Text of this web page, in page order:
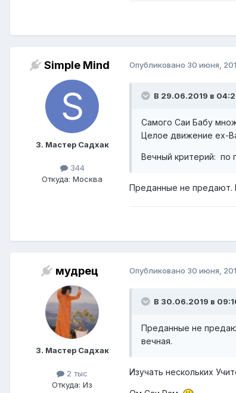
Simple Mind
3. Мастер Садхак
344
Откуда: Москва
Опубликовано 30 июня,
В 29.06.2019 в
Самого Саи Бабу
Целое движение ex-
Вечный критерий: по
Преданные не предают.
мудрец
3. Мастер Садхак
2 тыс
Откуда: Из
Опубликовано 30 июня,
В 30.06.2019 в
Преданные не
вечная.
Изучать нескольких